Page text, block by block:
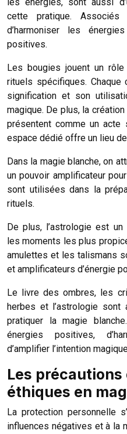
les énergies, sont aussi
cette pratique.
d’harmoniser les
positives.
Les bougies jouent un
rituels spécifiques.
signification et son
magique. De plus, la
présentent comme un acte
espace dédié offre un lieu
Dans la magie blanche, on
un pouvoir amplificateur
sont utilisées dans la
rituels.
De plus, l’astrologie est
les moments les plus
amulettes et les talismans
et amplificateurs d’énergie
Le livre des ombres, les
herbes et l’astrologie sont
pratiquer la magie
énergies positives,
d’amplifier l’intention
Les précautions
éthiques en
La protection personnelle
influences négatives et à la